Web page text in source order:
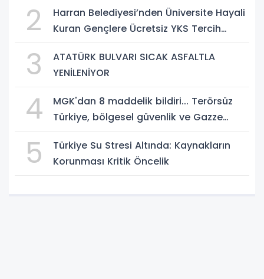
2
Harran Belediyesi’nden Üniversite Hayali
Kuran Gençlere Ücretsiz YKS Tercih
3
ATATÜRK BULVARI SICAK ASFALTLA
YENİLENİYOR
4
MGK'dan 8 maddelik bildiri... Terörsüz
Türkiye, bölgesel güvenlik ve Gazze
5
Türkiye Su Stresi Altında: Kaynakların
Korunması Kritik Öncelik